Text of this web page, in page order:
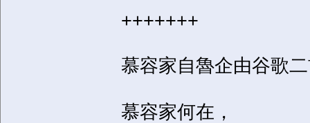
+++++++
慕容家自魯企由谷歌
慕容家何在，